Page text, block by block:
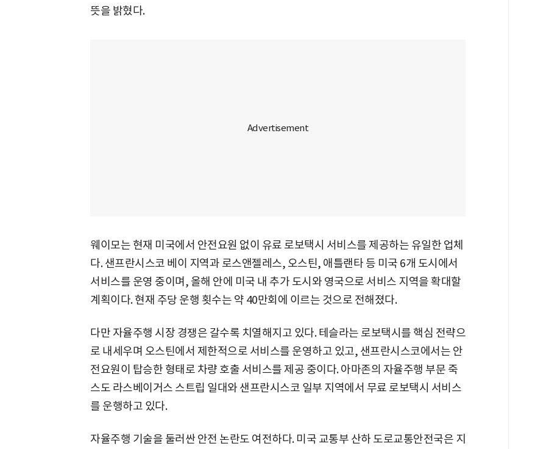
뜻을 밝혔다.
웨이모는 현재 미국에서 안전요원 없이 유료 로보택시 서비스를 제공하는 유일한 업체
다. 샌프란시스코 베이 지역과 로스앤젤레스, 오스틴, 애틀랜타 등 미국 6개 도시에서
서비스를 운영 중이며, 올해 안에 미국 내 추가 도시와 영국으로 서비스 지역을 확대할
계획이다. 현재 주당 운행 횟수는 약 40만회에 이르는 것으로 전해졌다.
다만 자율주행 시장 경쟁은 갈수록 치열해지고 있다. 테슬라는 로보택시를 핵심 전략으
로 내세우며 오스틴에서 제한적으로 서비스를 운영하고 있고, 샌프란시스코에서는 안
전요원이 탑승한 형태로 차량 호출 서비스를 제공 중이다. 아마존의 자율주행 부문 죽
스도 라스베이거스 스트립 일대와 샌프란시스코 일부 지역에서 무료 로보택시 서비스
를 운행하고 있다.
자율주행 기술을 둘러싼 안전 논란도 여전하다. 미국 교통부 산하 도로교통안전국은 지